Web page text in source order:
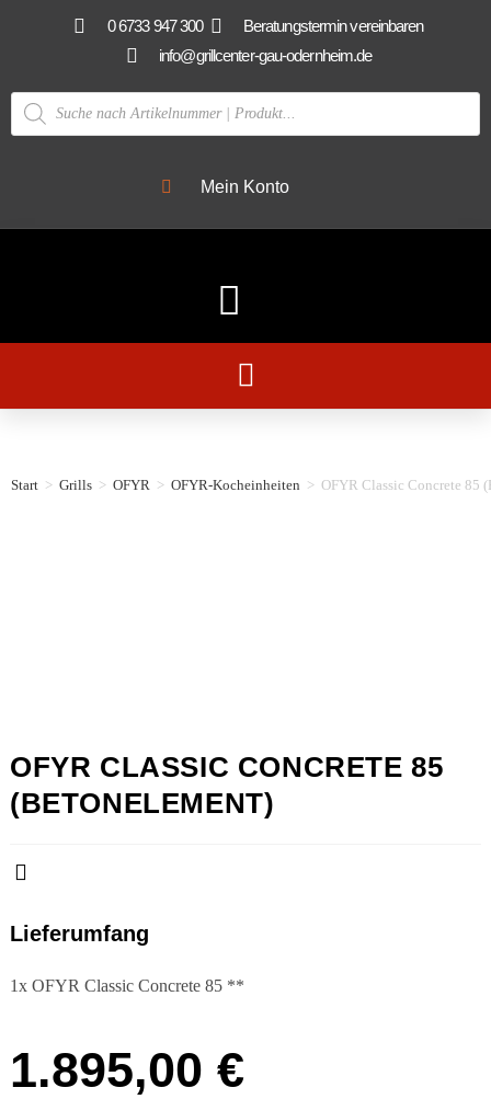
0 6733 947 300
Beratungstermin vereinbaren
info@grillcenter-gau-odernheim.de
Mein Konto
Start > Grills > OFYR > OFYR-Kocheinheiten > OFYR Classic Concrete 85
OFYR CLASSIC CONCRETE 85
(BETONELEMENT)
Lieferumfang
1x OFYR Classic Concrete 85 **
1.895,00 €